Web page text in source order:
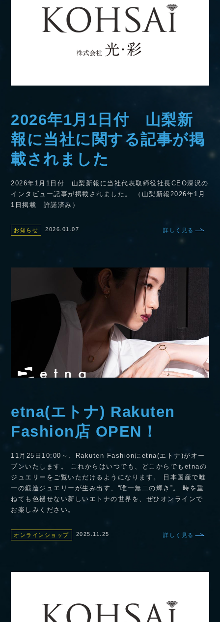
2026年1月1日付 山梨新
報に当社に関する記事が掲
載されました
2026年1月1日付 山梨新報に当社代表取締役社長CEO深沢の
インタビュー記事が掲載されました。 （山梨新報2026年1月
1日掲載 許諾済み）
お知らせ 2026.01.07 詳しく見る
etna(エトナ) Rakuten
Fashion店 OPEN！
11月25日10:00～、Rakuten Fashionにetna(エトナ)がオー
プンいたします。 これからはいつでも、どこからでもetnaの
ジュエリーをご覧いただけるようになります。 日本国産で唯
一の鍛造ジュエリーが生み出す、“唯一無二の輝き”。 時を重
ねても色褪せない新しいエトナの世界を、ぜひオンラインで
お楽しみください。
オンラインショップ 2025.11.25 詳しく見る